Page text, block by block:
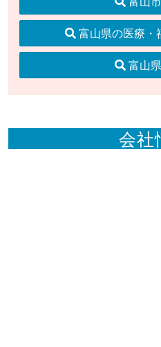
富山県の医療・
富山
会社